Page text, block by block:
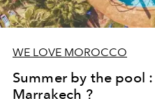
WE LOVE MOROCCO
Summer by the pool
Marrakech ?